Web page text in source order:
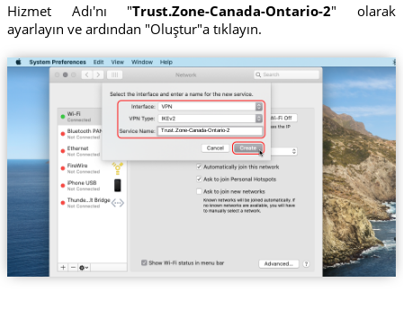
Hizmet Adı'nı "Trust.Zone-Canada-Ontario-2" olarak
ayarlayın ve ardından "Oluştur"a tıklayın.
Trust.Zone-Canada-Ontario-2